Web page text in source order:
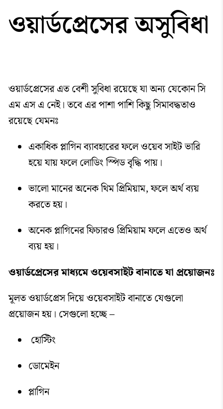
ওয়ার্ডপ্রেসের অসুবিধা
ওয়ার্ডপ্রেসের এত বেশী সুবিধা রয়েছে যা অন্য যেকোন সি
এম এস এ নেই। তবে এর পাশা পাশি কিছু সিমাবদ্ধতাও
রয়েছে যেমনঃ
একাধিক প্লাগিন ব্যাবহারের ফলে ওয়েব সাইট ভারি
হয়ে যায় ফলে লোডিং স্পিড বৃদ্ধি পায়।
ভালো মানের অনেক থিম প্রিমিয়াম, ফলে অর্থ ব্যয়
করতে হয়।
অনেক প্লাগিনের ফিচারও প্রিমিয়াম ফলে এতেও অর্থ
ব্যয় হয়।
ওয়ার্ডপ্রেসের মাধ্যমে ওয়েবসাইট বানাতে যা প্রয়োজনঃ
মূলত ওয়ার্ডপ্রেস দিয়ে ওয়েবসাইট বানাতে যেগুলো
প্রয়োজন হয়। সেগুলো হচ্ছে –
হোস্টিং
ডোমেইন
প্লাগিন